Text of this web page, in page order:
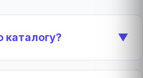
каталогу? ▼